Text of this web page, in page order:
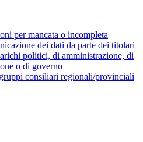
per mancata o incompleta
dei dati da parte dei titolari
politici, di amministrazione, di
o di governo
consiliari regionali/provinciali